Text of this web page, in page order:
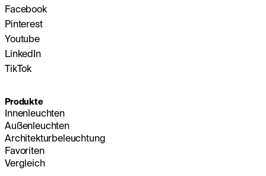
Facebook
Pinterest
Youtube
LinkedIn
TikTok
Produkte
Innenleuchten
Außenleuchten
Architekturbeleuchtung
Favoriten
Vergleich